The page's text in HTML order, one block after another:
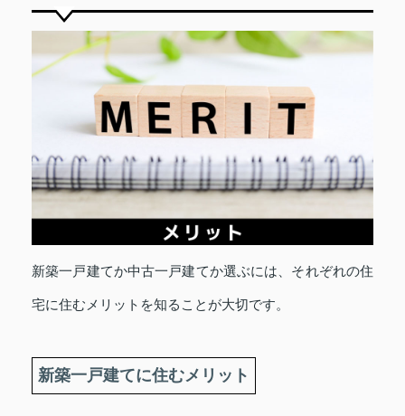
新築一戸建てか中古一戸建てか選ぶには、それぞれの住
宅に住むメリットを知ることが大切です。
新築一戸建てに住むメリット